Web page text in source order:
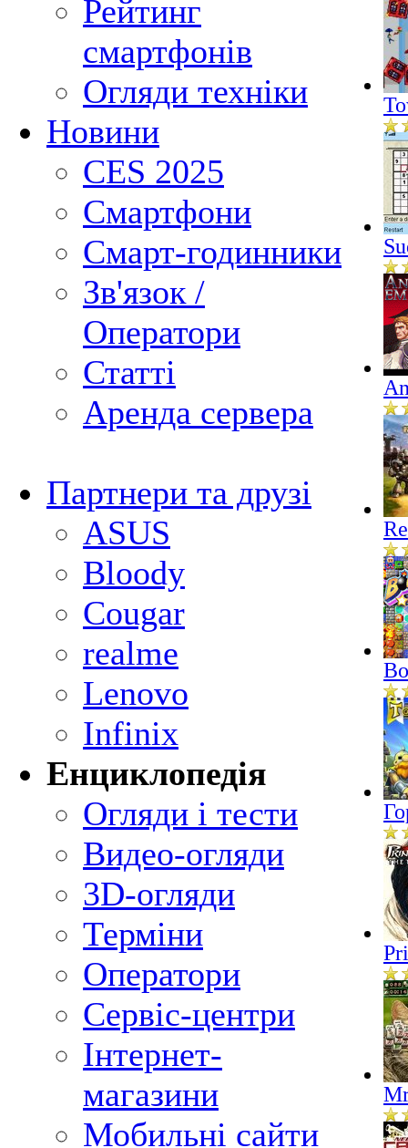
Рейтинг
смартфонів
Огляди техніки
Новини
CES 2025
Смартфони
Смарт-годинники
Зв'язок /
Оператори
Статті
Аренда сервера
Партнери та друзі
ASUS
Bloody
Cougar
realme
Lenovo
Infinix
Енциклопедія
Огляди і тести
Видео-огляди
3D-огляди
Терміни
Оператори
Сервіс-центри
Інтернет-
магазини
Мобильні сайти